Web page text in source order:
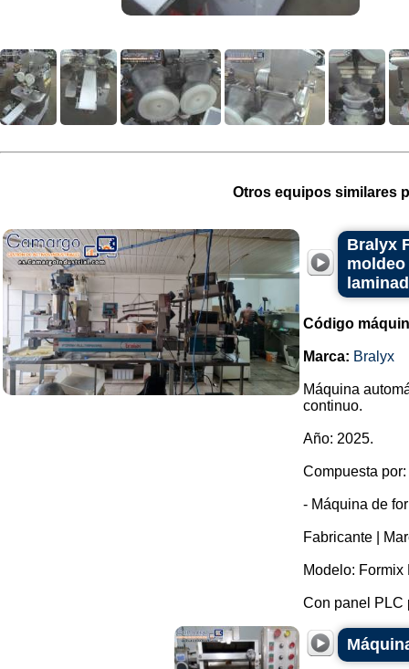
Otros equipos similares
Bralyx
Código
Marca: Bralyx
Máquina
continuo.
Año: 2025.
Compuesta por:
- Máquina de
Fabricante |
Modelo: Formix
Con panel PLC